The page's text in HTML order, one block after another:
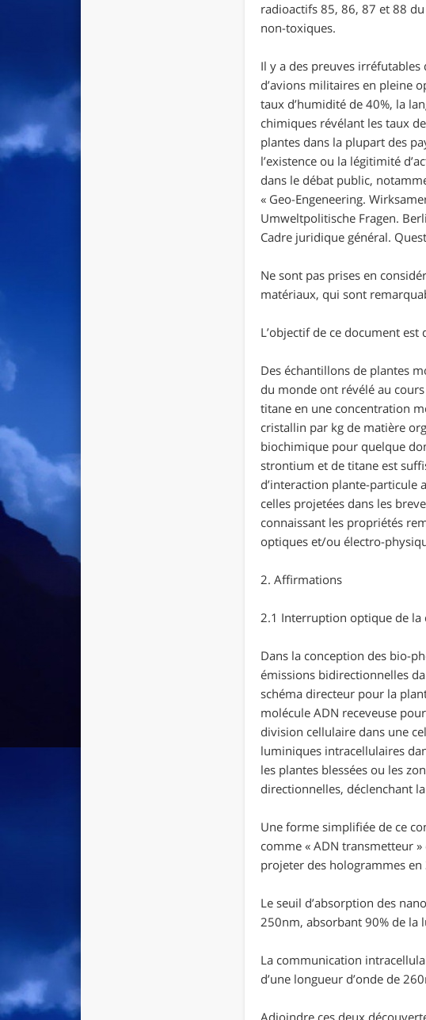
radioactifs 85, 86, 87 et 88
non-toxiques.
Il y a des preuves irréfutables
d’avions militaires en pleine
taux d’humidité de 40%, la
chimiques révélant les taux
plantes dans la plupart des
l’existence ou la légitimité
dans le débat public,
« Geo-Engeneering.
Umweltpolitische Fragen.
Cadre juridique général.
Ne sont pas prises en
matériaux, qui sont
L’objectif de ce document
Des échantillons de plantes
du monde ont révélé au
titane en une concentration
cristallin par kg de matière
biochimique pour quelque
strontium et de titane est
d’interaction plante-particule
celles projetées dans les
connaissant les propriétés
optiques et/ou électro-
2. Affirmations
2.1 Interruption optique de
Dans la conception des bio-
émissions bidirectionnelles
schéma directeur pour la
molécule ADN receveuse
division cellulaire dans une
luminiques intracellulaires
les plantes blessées ou les
directionnelles, déclenchant
Une forme simplifiée de ce
comme « ADN transmetteur
projeter des hologrammes
Le seuil d’absorption des
250nm, absorbant 90% de la
La communication
d’une longueur d’onde de